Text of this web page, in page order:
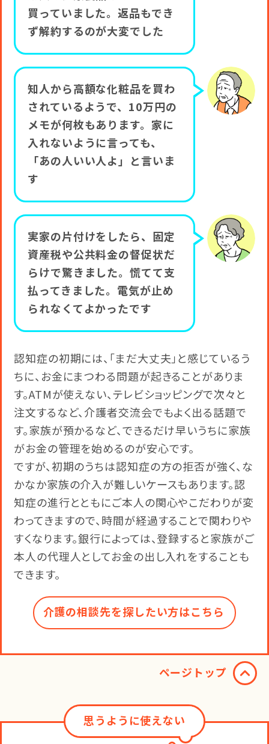
買っていました。返品もでき
ず解約するのが大変でした
知人から高額な化粧品を買わ
されているようで、10万円の
メモが何枚もあります。家に
入れないように言っても、
「あの人いい人よ」と言いま
す
実家の片付けをしたら、固定
資産税や公共料金の督促状だ
らけで驚きました。慌てて支
払ってきました。電気が止め
られなくてよかったです
認知症の初期には、「まだ大丈夫」と感じているう
ちに、お金にまつわる問題が起きることがありま
す。ATMが使えない、テレビショッピングで次々と
注文するなど、介護者交流会でもよく出る話題で
す。家族が預かるなど、できるだけ早いうちに家族
がお金の管理を始めるのが安心です。
ですが、初期のうちは認知症の方の拒否が強く、な
かなか家族の介入が難しいケースもあります。認
知症の進行とともにご本人の関心やこだわりが変
わってきますので、時間が経過することで関わりや
すくなります。銀行によっては、登録すると家族がご
本人の代理人としてお金の出し入れをすることも
できます。
介護の相談先を探したい方はこちら​
ページトップ
思うように使えない